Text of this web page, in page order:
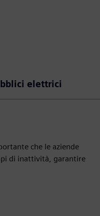
elettrici
che le aziende
di inattività, garantire